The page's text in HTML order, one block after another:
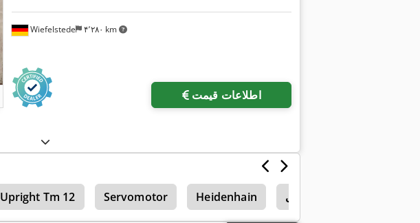
Wiefelstede ۴٬۲۸۰ km
اطلاعات قیمت
Upright Tm 12 Servomotor Heidenhain تابلوهای برق و اجزای کلیدزنی